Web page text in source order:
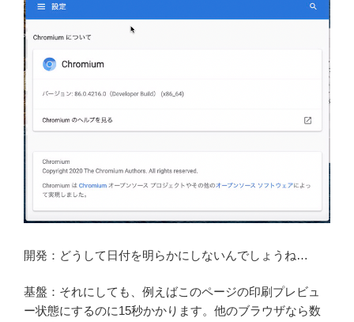
開発：どうして日付を明らかにしないんでしょうね…
基盤：それにしても、例えばこのページの印刷プレビュ
ー状態にするのに15秒かかります。他のブラウザなら数